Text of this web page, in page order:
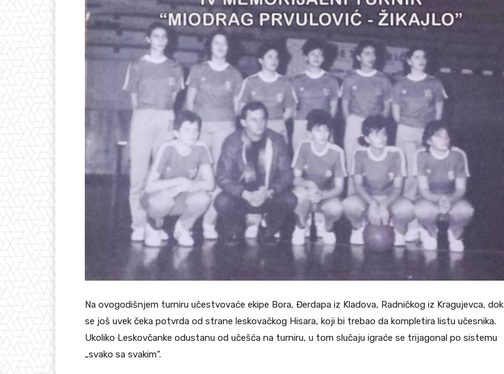
Na ovogodišnjem turniru učestvovaće ekipe Bora, Đerdapa iz Kladova, Radničkog iz Kragujevca, dok
se još uvek čeka potvrda od strane leskovačkog Hisara, koji bi trebao da kompletira listu učesnika.
Ukoliko Leskovčanke odustanu od učešća na turniru, u tom slučaju igraće se trijagonal po sistemu
„svako sa svakim“.